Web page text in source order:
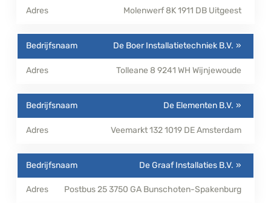
Molenwerf 8K1911 DB Uitgeest
De Boer Installatietechniek B.V.
Tolleane 8 9241 WH Wijnjewoude
De Elementen B.V.
Veemarkt 1321019 DEAmsterdam
De Graaf Installaties B.V.
Postbus 253750 GA Bunschoten-Spakenburg